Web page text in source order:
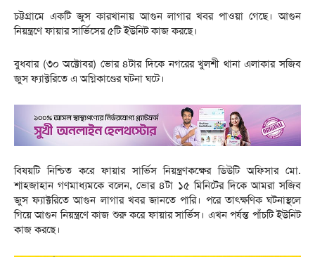
চট্টগ্রামে একটি জুস কারখানায় আগুন লাগার খবর পাওয়া গেছে। আগুন
নিয়ন্ত্রণে ফায়ার সার্ভিসের ৫টি ইউনিট কাজ করছে।
বুধবার (৩০ অক্টোবর) ভোর ৪টার দিকে নগরের খুলশী থানা এলাকার সজিব
জুস ফ্যাক্টরিতে এ অগ্নিকাণ্ডের ঘটনা ঘটে।
বিষয়টি নিশ্চিত করে ফায়ার সার্ভিস নিয়ন্ত্রণকক্ষের ডিউটি অফিসার মো.
শাহজাহান গণমাধ্যমকে বলেন, ভোর ৪টা ১৫ মিনিটের দিকে আমরা সজিব
জুস ফ্যাক্টরিতে আগুন লাগার খবর জানতে পারি। পরে তাৎক্ষণিক ঘটনাস্থলে
গিয়ে আগুন নিয়ন্ত্রণে কাজ শুরু করে ফায়ার সার্ভিস। এখন পর্যন্ত পাঁচটি ইউনিট
কাজ করছে।